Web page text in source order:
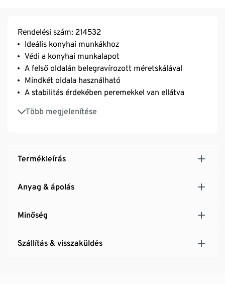
Rendelési szám: 214532
Ideális konyhai munkákhoz
Védi a konyhai munkalapot
A felső oldalán belegravírozott méretskálával
Mindkét oldala használható
A stabilitás érdekében peremekkel van ellátva
Több megjelenítése
Kiváló minőségű, masszív, FSC® minősített
kaucsukfából
Termékleírás
Anyag & ápolás
Minőség
Szállítás & visszaküldés